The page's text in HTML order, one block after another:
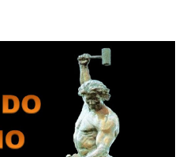
e tocando os círculos
cooperamos, formando um
e Harmonia. CONSAGRAÇÃO
Círculo Infinito da Divina
Afirmo: Há uma só